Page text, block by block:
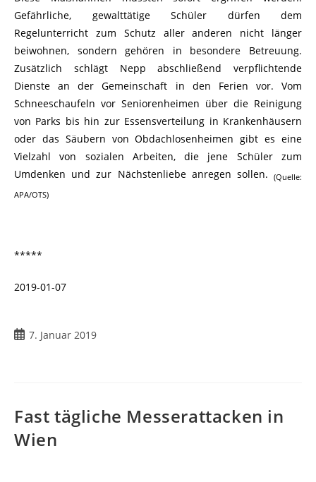
Gefährliche, gewalttätige Schüler dürfen dem
Regelunterricht zum Schutz aller anderen nicht länger
beiwohnen, sondern gehören in besondere Betreuung.
Zusätzlich schlägt Nepp abschließend verpflichtende
Dienste an der Gemeinschaft in den Ferien vor. Vom
Schneeschaufeln vor Seniorenheimen über die Reinigung
von Parks bis hin zur Essensverteilung in Krankenhäusern
oder das Säubern von Obdachlosenheimen gibt es eine
Vielzahl von sozialen Arbeiten, die jene Schüler zum
Umdenken und zur Nächstenliebe anregen sollen.
(Quelle:
APA/OTS)
*****
2019-01-07
Beitrag
7. Januar 2019
Fast tägliche Messerattacken in
Wien